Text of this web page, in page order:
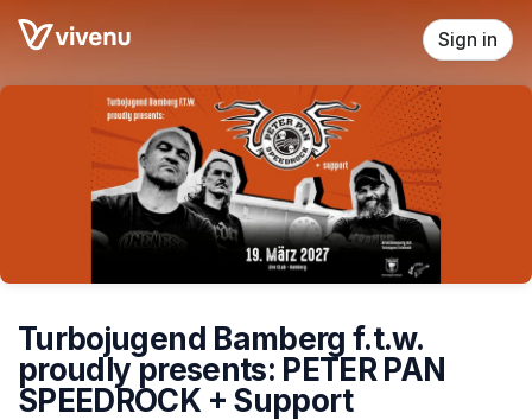
Skip header
Sign in
Turbojugend Bamberg f.t.w.
proudly presents: PETER PAN
SPEEDROCK + Support